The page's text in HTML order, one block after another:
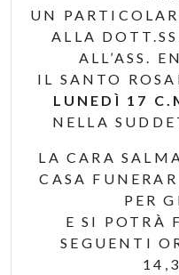
UN
ALLA
ALL’ASS.
IL SANTO
LUNEDÌ 17
NELLA
LA CARA
CASA
PER
E SI POTRÀ
SEGUENTI